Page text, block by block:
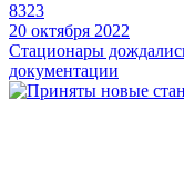
8323
20 октября 2022
Стационары
документации